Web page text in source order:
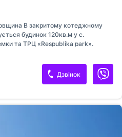
В закритому котеджному
будинок 120кв.м у с.
та ТРЦ «Respublika park».
Планування: -простора кухня-
-гостова або кабінет -мастер
-гостовой санвузол Будинок
монолітний, армований 1, 20м
100 мм і облицований
утеплений мінватою 200 мм,
периметру будинка.
Дзвінок